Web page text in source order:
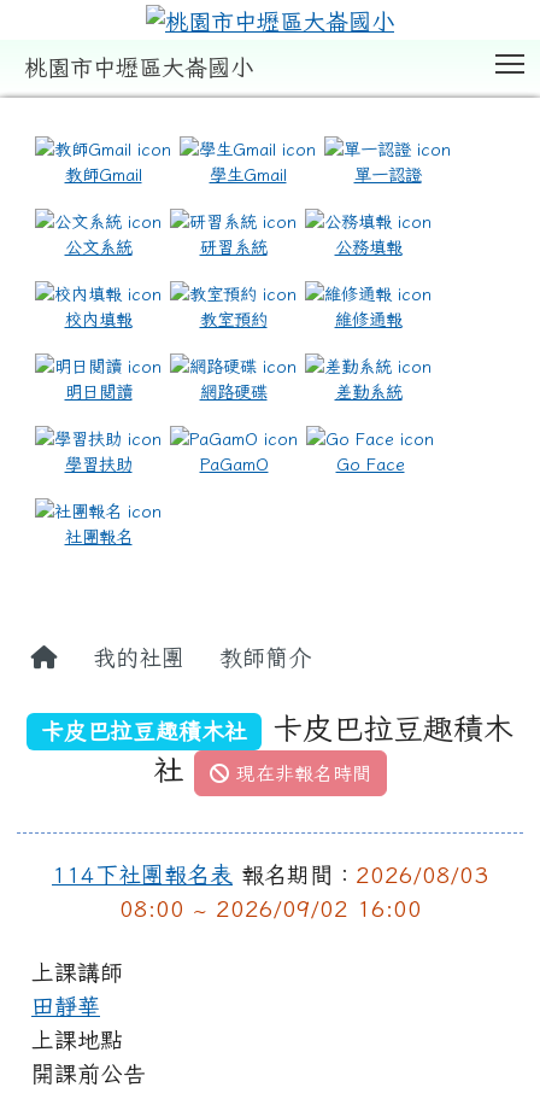
桃園市中壢區大崙國小
教師Gmail 學生Gmail 單一認證
公文系統 研習系統 公務填報
校內填報 教室預約 維修通報
明日閱讀 網路硬碟 差勤系統
學習扶助 PaGamO Go Face
社團報名
我的社團 教師簡介
卡皮巴拉豆趣積木社
卡皮巴拉豆趣積木
社
現在非報名時間
114下社團報名表 報名期間： 2026/08/03
08:00 ~ 2026/09/02 16:00
上課講師
田靜華
上課地點
開課前公告